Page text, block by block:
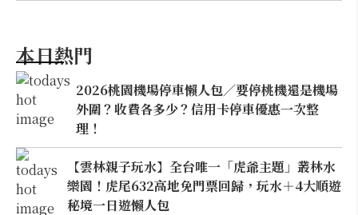
本日熱門
2026桃園機場停車懶人包／要停桃機還是機場
外圍？收費各多少？信用卡停車優惠一次整
理！
【雲林親子玩水】全台唯一「虎爺主題」叢林水
樂園！虎尾632高地免門票回歸，玩水＋4大順遊
秘境一日遊懶人包